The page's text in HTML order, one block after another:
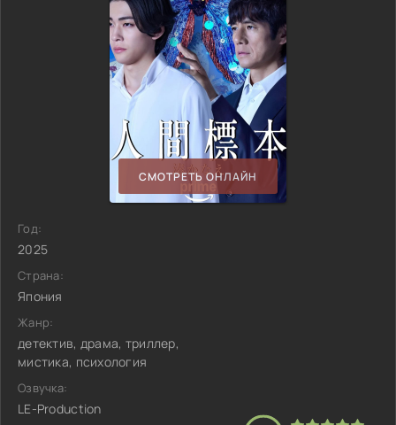
СМОТРЕТЬ ОНЛАЙН
Год:
2025
Страна:
Япония
Жанр:
детектив, драма, триллер,
мистика, психология
Озвучка:
LE-Production